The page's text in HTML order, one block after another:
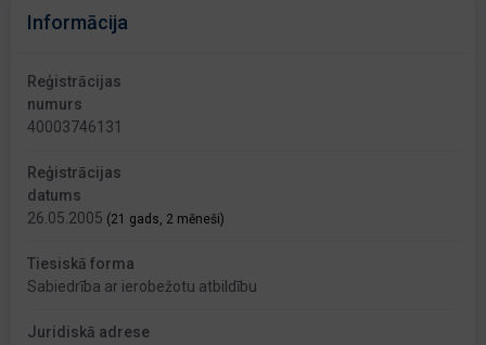
Informācija
Reģistrācijas
numurs
40003746131
Reģistrācijas
datums
26.05.2005 (21 gads, 2 mēneši)
Tiesiskā forma
Sabiedrība ar ierobežotu atbildību
Juridiskā adrese